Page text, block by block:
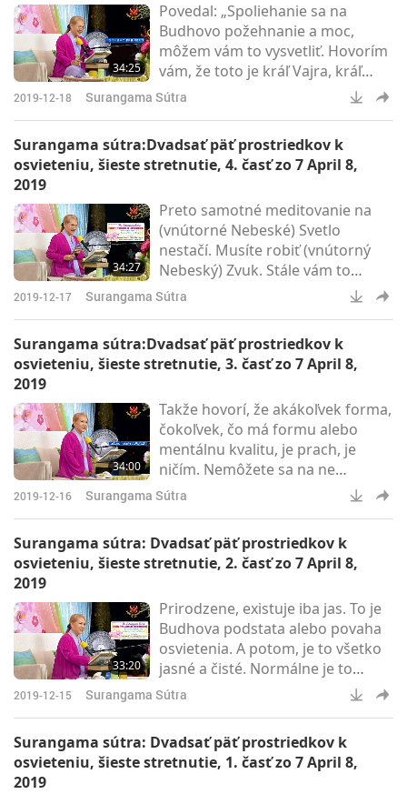
záleží na tom, čo hľadáte.
34:25
Povedal: „Spoliehanie sa na
Budhovo požehnanie a moc,
môžem vám to vysvetliť. Hovorím
vám, že toto je kráľ Vajra, kráľ
metód. Nie je to niečo, ako
všetkých Budhov. Z tejto metódy
Quan Yin sa narodili všetci
Budhom kvôli metóde Quan Yin.
2019-12-18 Surangama Sútra
Surangama sútra:Dvadsať päť prostriedkov k
osvieteniu, šieste stretnutie, 4. časť zo 7 April 8,
2019
34:27
Preto samotné meditovanie na
(vnútorné Nebeské) Svetlo
nestačí. Musíte robiť (vnútorný
Nebeský) Zvuk. Stále vám to
hovorím, nie? (Áno.) Doma
zvuku. Možno jednu hodinu po
Svetle, potom „cink“. Potom sa
nejaký Zvuk. Je to dobré pre vás,
dobré pre všetko. A dokonca sa
do vás tiež vráti energia, neplytvá
sa.
2019-12-17 Surangama Sútra
Surangama sútra:Dvadsať päť prostriedkov k
osvieteniu, šieste stretnutie, 3. časť zo 7 April 8,
2019
34:00
Takže hovorí, že akákoľvek forma,
čokoľvek, čo má formu alebo
mentálnu kvalitu, je prach, je
ničím. Nemôžete sa na ne
spoľahnúť. Nie sú pre vás
dobre sústrediť, potom nemôžete
vstúpiť do samádhi, to mal na
2019-12-16 Surangama Sútra
Surangama sútra: Dvadsať päť prostriedkov k
osvieteniu, šieste stretnutie, 2. časť zo 7 April 8,
2019
33:20
Prirodzene, existuje iba jas. To je
Budhova podstata alebo povaha
osvietenia. A potom, je to všetko
jasné a čisté. Normálne je to
pokoj, pokojný jas, iba svetlo. A
existencie.
2019-12-15 Surangama Sútra
Surangama sútra: Dvadsať päť prostriedkov k
osvieteniu, šieste stretnutie, 1. časť zo 7 April 8,
2019